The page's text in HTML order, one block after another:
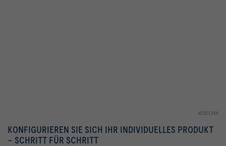
v2.23.1.344
KONFIGURIEREN SIE SICH IHR INDIVIDUELLES PRODUKT
– SCHRITT FÜR SCHRITT